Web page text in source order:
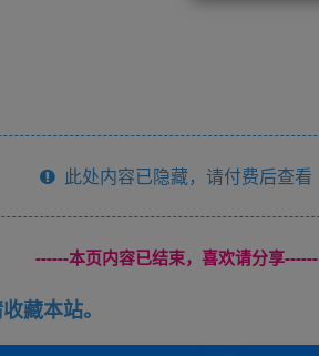
此处内容已隐藏，请付费后查看
------本页内容已结束，喜欢请分享------
藏本站。